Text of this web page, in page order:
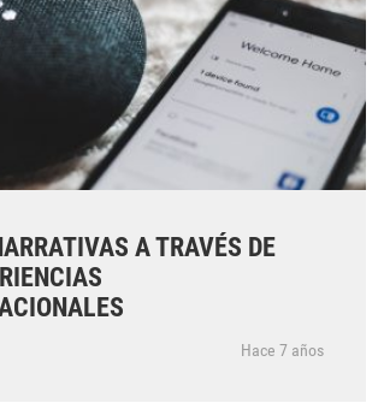
A TRAVÉS DE
Hace 7 años